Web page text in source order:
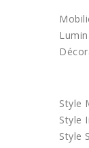
Style
Style
Style